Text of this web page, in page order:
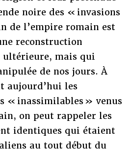
noire des « invasions
de l’empire romain est
reconstruction
mais qui
de nos jours. À
aujourd’hui les
« inassimilables » venus
on peut rappeler les
identiques qui étaient
au tout début du